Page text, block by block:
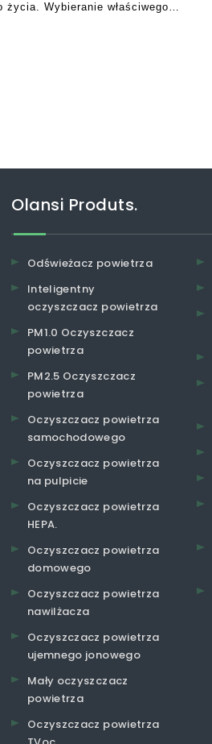
Wybieranie właściwego
Olansi Produts.
Odświeżacz powietrza
Inteligentny
oczyszczacz powietrza
PM1.0 Oczyszczacz
powietrza
PM2.5 Oczyszczacz
powietrza
Oczyszczacz powietrza
samochodowego
Oczyszczacz powietrza
na pulpicie
Oczyszczacz powietrza
HEPA.
Oczyszczacz powietrza
domowego
Oczyszczacz powietrza
nawilżacza
Oczyszczacz powietrza
ujemnego jonowego
Mały oczyszczacz
powietrza
Oczyszczacz powietrza